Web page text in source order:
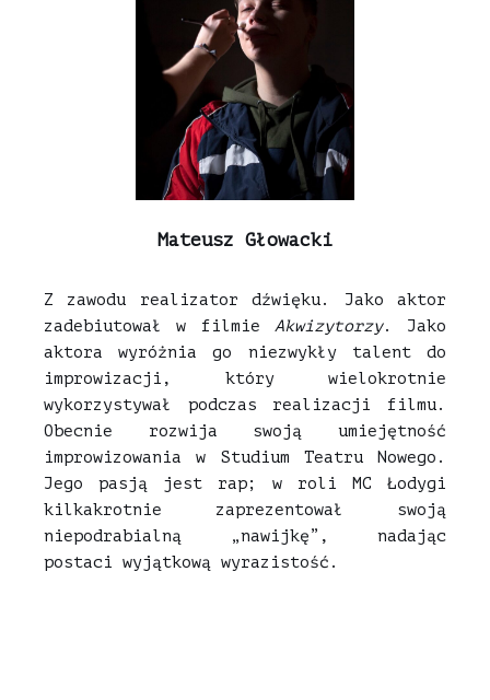
Mateusz Głowacki
Z zawodu realizator dźwięku. Jako aktor
zadebiutował w filmie Akwizytorzy. Jako
aktora wyróżnia go niezwykły talent do
improwizacji, który wielokrotnie
wykorzystywał podczas realizacji filmu.
Obecnie rozwija swoją umiejętność
improwizowania w Studium Teatru Nowego.
Jego pasją jest rap; w roli MC Łodygi
kilkakrotnie zaprezentował swoją
niepodrabialną „nawijkę”, nadając
postaci wyjątkową wyrazistość.